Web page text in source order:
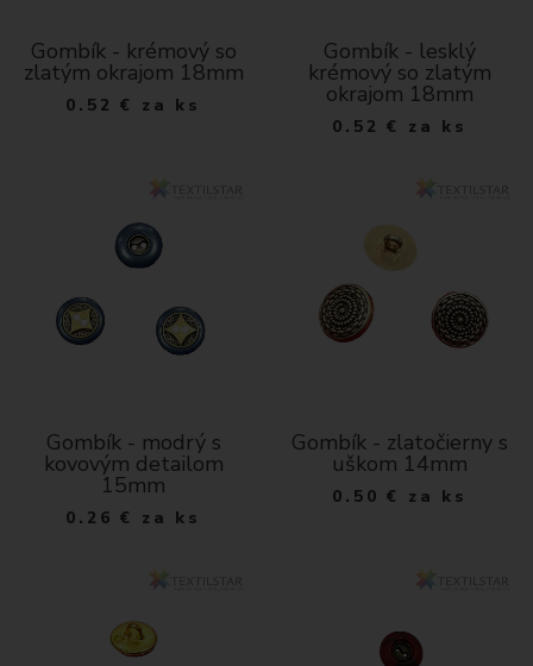
Gombík - krémový so
zlatým okrajom 18mm
0.52 € za ks
Gombík - lesklý
krémový so zlatým
okrajom 18mm
0.52 € za ks
Gombík - modrý s
kovovým detailom
15mm
0.26 € za ks
Gombík - zlatočierny s
uškom 14mm
0.50 € za ks